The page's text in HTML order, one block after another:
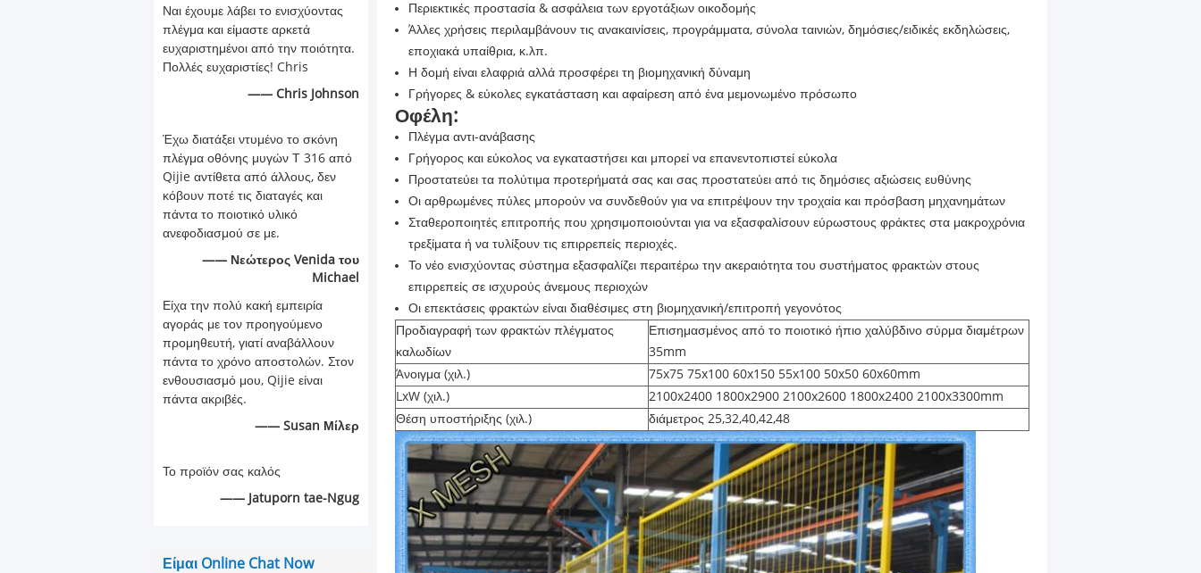
Ναι έχουμε λάβει το ενισχύοντας
πλέγμα και είμαστε αρκετά
ευχαριστημένοι από την ποιότητα.
Πολλές ευχαριστίες! Chris
—— Chris Johnson
Έχω διατάξει ντυμένο το σκόνη
πλέγμα οθόνης μυγών Τ 316 από
Qijie αντίθετα από άλλους, δεν
κόβουν ποτέ τις διαταγές και
πάντα το ποιοτικό υλικό
ανεφοδιασμού σε με.
—— Νεώτερος Venida του
Michael
Είχα την πολύ κακή εμπειρία
αγοράς με τον προηγούμενο
προμηθευτή, γιατί αναβάλλουν
πάντα το χρόνο αποστολών. Στον
ενθουσιασμό μου, Qijie είναι
πάντα ακριβές.
—— Susan Μίλερ
Το προϊόν σας καλός
—— Jatuporn tae-Ngug
Είμαι Online Chat Now
Περιεκτικές προστασία & ασφάλεια των εργοτάξιων οικοδομής
Άλλες χρήσεις περιλαμβάνουν τις ανακαινίσεις, προγράμματα, σύνολα ταινιών, δημόσιες/ειδικές εκδηλώσεις,
εποχιακά υπαίθρια, κ.λπ.
Η δομή είναι ελαφριά αλλά προσφέρει τη βιομηχανική δύναμη
Γρήγορες & εύκολες εγκατάσταση και αφαίρεση από ένα μεμονωμένο πρόσωπο
Οφέλη:
Πλέγμα αντι-ανάβασης
Γρήγορος και εύκολος να εγκαταστήσει και μπορεί να επανεντοπιστεί εύκολα
Προστατεύει τα πολύτιμα προτερήματά σας και σας προστατεύει από τις δημόσιες αξιώσεις ευθύνης
Οι αρθρωμένες πύλες μπορούν να συνδεθούν για να επιτρέψουν την τροχαία και πρόσβαση μηχανημάτων
Σταθεροποιητές επιτροπής που χρησιμοποιούνται για να εξασφαλίσουν εύρωστους φράκτες στα μακροχρόνια
τρεξίματα ή να τυλίξουν τις επιρρεπείς περιοχές.
Το νέο ενισχύοντας σύστημα εξασφαλίζει περαιτέρω την ακεραιότητα του συστήματος φρακτών στους
επιρρεπείς σε ισχυρούς άνεμους περιοχών
Οι επεκτάσεις φρακτών είναι διαθέσιμες στη βιομηχανική/επιτροπή γεγονότος
Προδιαγραφή των φρακτών πλέγματος
καλωδίων
Επισημασμένος από το ποιοτικό ήπιο χαλύβδινο σύρμα διαμέτρων
35mm
Άνοιγμα (χιλ.)
75x75 75x100 60x150 55x100 50x50 60x60mm
LxW (χιλ.)
2100x2400 1800x2900 2100x2600 1800x2400 2100x3300mm
Θέση υποστήριξης (χιλ.)
διάμετρος 25,32,40,42,48